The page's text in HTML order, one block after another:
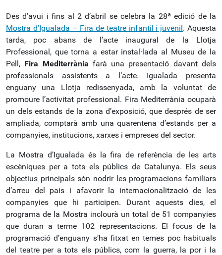
Des d’avui i fins al 2 d’abril se celebra la 28ª edició de la
Mostra d’Igualada – Fira de teatre infantil i juvenil. Aquesta
tarda, poc abans de l’acte inaugural de la Llotja
Professional, que torna a estar instal·lada al Museu de la
Pell, Fira Mediterrània farà una presentació davant dels
professionals assistents a l’acte. Igualada presenta
enguany una Llotja redissenyada, amb la voluntat de
promoure l’activitat professional. Fira Mediterrània ocuparà
un dels estands de la zona d’exposició, que després de ser
ampliada, comptarà amb una quarentena d’estands per a
companyies, institucions, xarxes i empreses del sector.
La Mostra d’Igualada és la fira de referència de les arts
escèniques per a tots els públics de Catalunya. Els seus
objectius principals són nodrir les programacions familiars
d’arreu del país i afavorir la internacionalització de les
companyies que hi participen. Durant aquests dies, el
programa de la Mostra inclourà un total de 51 companyies
que duran a terme 102 representacions. El focus de la
programació d’enguany s’ha fitxat en temes poc habituals
del teatre per a tots els públics, com la guerra, la por i la